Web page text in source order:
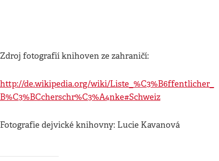
Zdroj fotografií knihoven ze zahraničí:
http://de.wikipedia.org/wiki/Liste_%C3%B6ffentlicher_
B%C3%BCcherschr%C3%A4nke#Schweiz
Fotografie dejvické knihovny: Lucie Kavanová